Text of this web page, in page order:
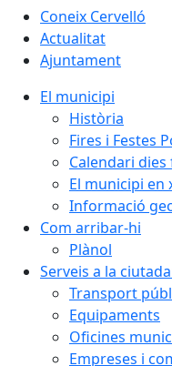
Coneix Cervelló
Actualitat
Ajuntament
El municipi
Història
Fires i Festes
Calendari dies
El municipi en
Informació
Com arribar-hi
Plànol
Serveis a la
Transport
Equipaments
Oficines
Empreses i